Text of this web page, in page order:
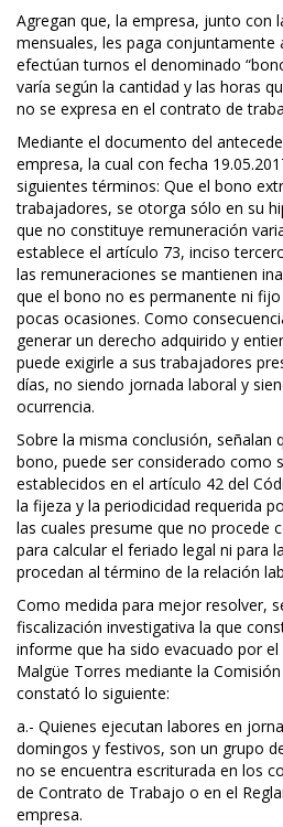
Agregan que, la empresa, junto con
mensuales, les paga conjuntamente
efectúan turnos el denominado
varía según la cantidad y las horas
no se expresa en el contrato de
Mediante el documento del
empresa, la cual con fecha
siguientes términos: Que el bono
trabajadores, se otorga sólo en su
que no constituye remuneración
establece el artículo 73, inciso
las remuneraciones se mantienen
que el bono no es permanente ni
pocas ocasiones. Como
generar un derecho adquirido y
puede exigirle a sus trabajadores
días, no siendo jornada laboral y
ocurrencia.
Sobre la misma conclusión, señalan
bono, puede ser considerado como
establecidos en el artículo 42 del
la fijeza y la periodicidad requerida
las cuales presume que no procede
para calcular el feriado legal ni para
procedan al término de la relación
Como medida para mejor resolver,
fiscalización investigativa la que
informe que ha sido evacuado por el
Malgüe Torres mediante la
constató lo siguiente:
a.- Quienes ejecutan labores en
domingos y festivos, son un grupo
no se encuentra escriturada en los
de Contrato de Trabajo o en el
empresa.